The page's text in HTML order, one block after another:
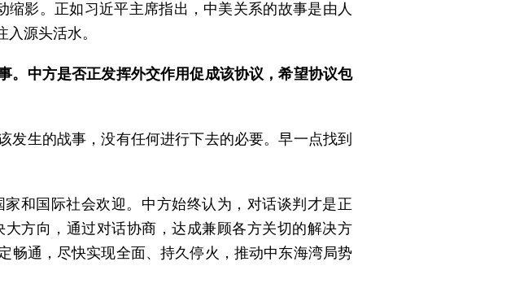
影。正如习近平主席指出，中美关系的故事是由人
源头活水。
。中方是否正发挥外交作用促成该协议，希望协议包
生的战事，没有任何进行下去的必要。早一点找到
和国际社会欢迎。中方始终认为，对话谈判才是正
方向，通过对话协商，达成兼顾各方关切的解决方
畅通，尽快实现全面、持久停火，推动中东海湾局势